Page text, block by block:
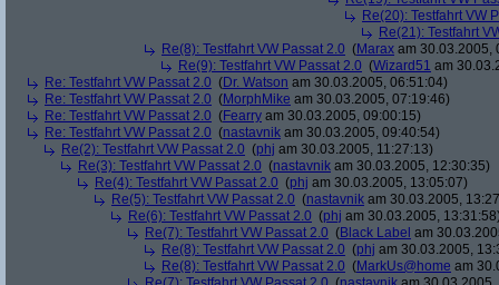
Re(20): Testfahrt VW
Re(21): Testfahrt
Re(8): Testfahrt VW Passat 2.0 (Marax am 30.03.2005,
Re(9): Testfahrt VW Passat 2.0 (Wizard51 am
Re: Testfahrt VW Passat 2.0 (Dr. Watson am 30.03.2005, 06:51:04)
Re: Testfahrt VW Passat 2.0 (MorphMike am 30.03.2005, 07:19:46)
Re: Testfahrt VW Passat 2.0 (Fearry am 30.03.2005, 09:00:15)
Re: Testfahrt VW Passat 2.0 (nastavnik am 30.03.2005, 09:40:54)
Re(2): Testfahrt VW Passat 2.0 (phj am 30.03.2005, 11:27:13)
Re(3): Testfahrt VW Passat 2.0 (nastavnik am 30.03.2005, 12:30:35)
Re(4): Testfahrt VW Passat 2.0 (phj am 30.03.2005, 13:05:07)
Re(5): Testfahrt VW Passat 2.0 (nastavnik am 30.03.2005,
Re(6): Testfahrt VW Passat 2.0 (phj am 30.03.2005,
Re(7): Testfahrt VW Passat 2.0 (Black Label am
Re(8): Testfahrt VW Passat 2.0 (phj am 30.03.2005,
Re(8): Testfahrt VW Passat 2.0 (MarkUs@home am